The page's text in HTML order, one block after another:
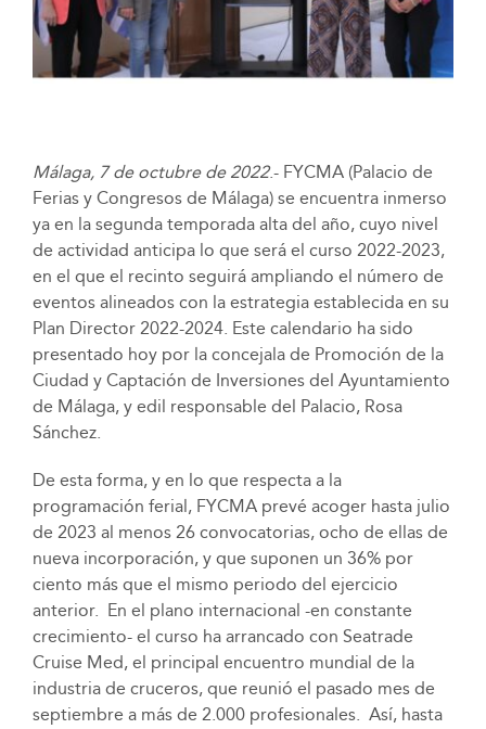
Málaga, 7 de octubre de 2022.- FYCMA (Palacio de
Ferias y Congresos de Málaga) se encuentra inmerso
ya en la segunda temporada alta del año, cuyo nivel
de actividad anticipa lo que será el curso 2022-2023,
en el que el recinto seguirá ampliando el número de
eventos alineados con la estrategia establecida en su
Plan Director 2022-2024. Este calendario ha sido
presentado hoy por la concejala de Promoción de la
Ciudad y Captación de Inversiones del Ayuntamiento
de Málaga, y edil responsable del Palacio, Rosa
Sánchez.
De esta forma, y en lo que respecta a la
programación ferial, FYCMA prevé acoger hasta julio
de 2023 al menos 26 convocatorias, ocho de ellas de
nueva incorporación, y que suponen un 36% por
ciento más que el mismo periodo del ejercicio
anterior. En el plano internacional -en constante
crecimiento- el curso ha arrancado con Seatrade
Cruise Med, el principal encuentro mundial de la
industria de cruceros, que reunió el pasado mes de
septiembre a más de 2.000 profesionales. Así, hasta